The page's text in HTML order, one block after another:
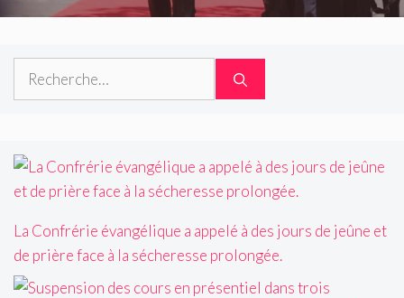
Rechercher :
La Confrérie évangélique a appelé à des jours de jeûne et
de prière face à la sécheresse prolongée.